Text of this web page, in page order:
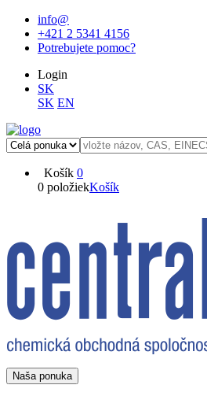
info@
+421 2 5341 4156
Potrebujete pomoc?
Login
SK
SK EN
Košík 0
0 položiekKošík
Naša ponuka